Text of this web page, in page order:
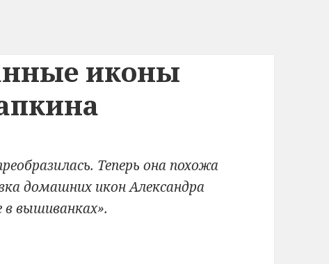
иконы
Теперь она похожа
домашних икон Александра
вышиванках».